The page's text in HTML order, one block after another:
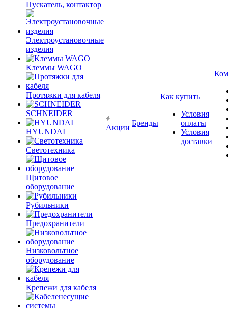
Пускатель, контактор
Электроустановочные
изделия
Клеммы WAGO
Протяжки для кабеля
SCHNEIDER
HYUNDAI
Светотехника
Щитовое
оборудование
Рубильники
Предохранители
Низковольтное
оборудование
Крепежи для кабеля
Акции
Бренды
Как купить
Условия
оплаты
Условия
доставки